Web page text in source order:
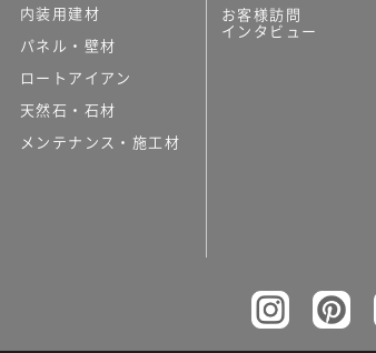
コンパクトキッチンその他
カップボード（食器棚・キッチンボード）
コンビネーションキッチン（セクショナル
キッチン）
キッチン機器
内装用建材
パネル・壁材
ロートアイアン
天然石・石材
メンテナンス・施工材
お客様訪問
インタビュー